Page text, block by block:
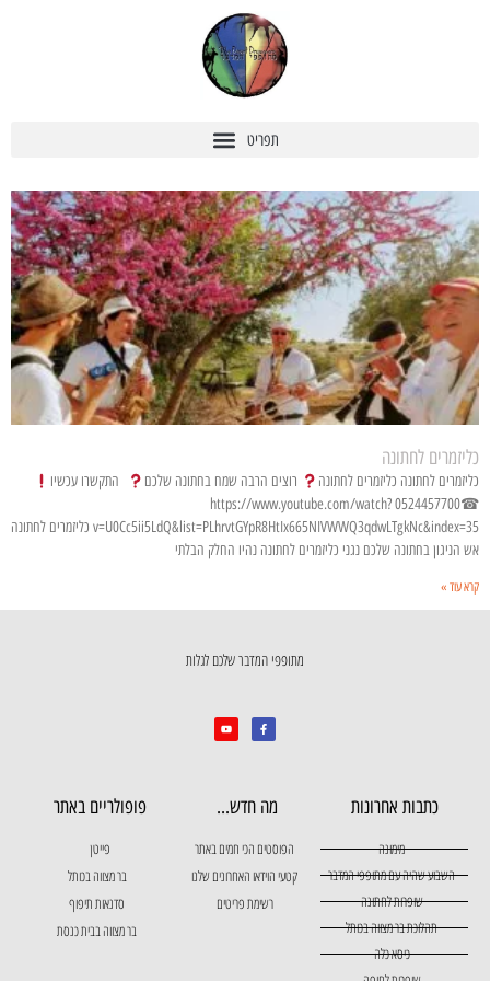
כליזמרים לחתונה
כליזמרים לחתונה כליזמרים לחתונה רוצים הרבה שמח בחתונה שלכם
התקשרו עכשיו
☎0524457700 https://www.youtube.com/watch?
v=U0Cc5ii5LdQ&list=PLhrvtGYpR8HtIx665NIVWWQ3qdwLTgkNc&index=35 כליזמרים לחתונה
אש הניגון בחתונה שלכם נגני כליזמרים לחתונה נהיו החלק הבלתי
קרא עוד »
מתופפי המדבר שלכם לגלות
כתבות אחרונות
מימונה
השבוע שהיה עם מתופפי המדבר
שופרות לחתונה
תהלוכת בר מצווה בכותל
כיסא כלה
מה חדש...
הפוסטים הכי חמים באתר
קטעי הוידאו האחרונים שלנו
רשימת פריטים
פופולריים באתר
פייטן
בר מצווה בכותל
סדנאות תיפוף
בר מצווה בבית כנסת